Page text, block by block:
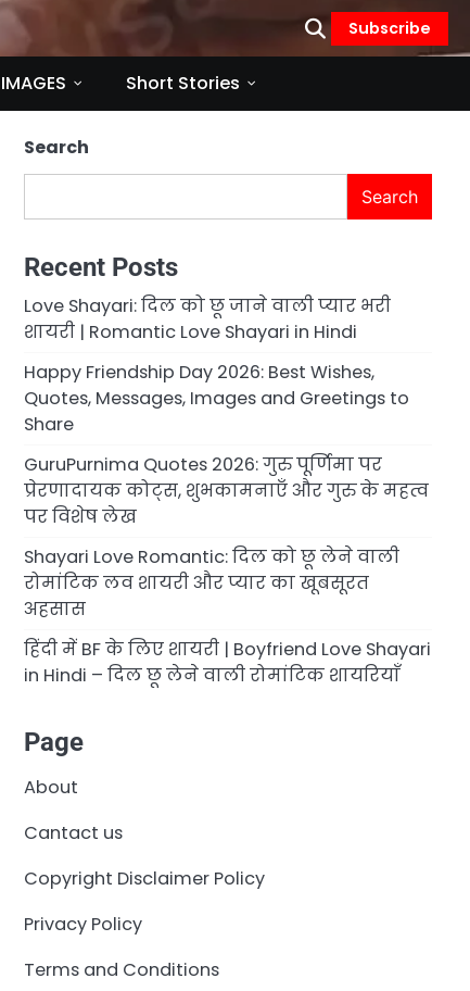
Subscribe
IMAGES Short Stories
Search
Search
Recent Posts
Love Shayari: दिल को छू जाने वाली प्यार भरी
शायरी | Romantic Love Shayari in Hindi
Happy Friendship Day 2026: Best Wishes,
Quotes, Messages, Images and Greetings to
Share
GuruPurnima Quotes 2026: गुरु पूर्णिमा पर
प्रेरणादायक कोट्स, शुभकामनाएँ और गुरु के महत्व
पर विशेष लेख
Shayari Love Romantic: दिल को छू लेने वाली
रोमांटिक लव शायरी और प्यार का खूबसूरत
अहसास
हिंदी में BF के लिए शायरी | Boyfriend Love Shayari
in Hindi – दिल छू लेने वाली रोमांटिक शायरियाँ
Page
About
Cantact us
Copyright Disclaimer Policy
Privacy Policy
Terms and Conditions